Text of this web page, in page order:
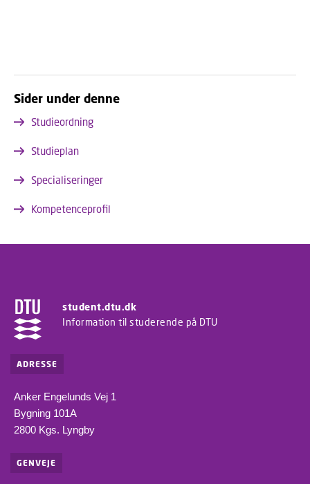
Sider under denne
Studieordning
Studieplan
Specialiseringer
Kompetenceprofil
student.dtu.dk
Information til studerende på DTU
ADRESSE
Anker Engelunds Vej 1
Bygning 101A
2800 Kgs. Lyngby
GENVEJE